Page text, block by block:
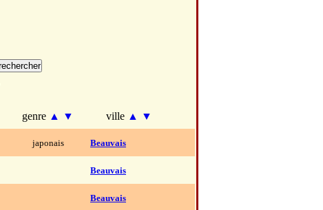
genre ▲ ▼ ville ▲
▼
japonais Beauvais
Beauvais
Beauvais